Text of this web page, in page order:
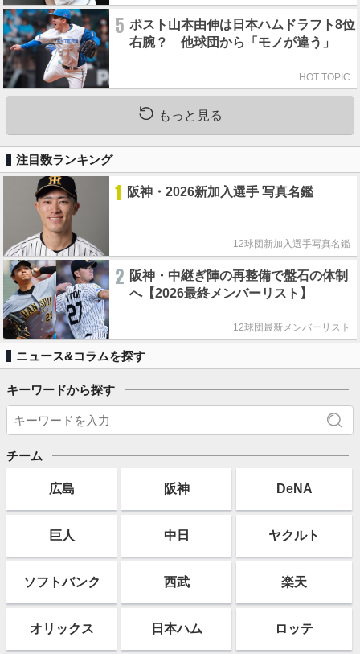
5 ポスト山本由伸は日本ハムドラフト8位
右腕？ 他球団から「モノが違う」
HOT TOPIC
もっと見る
注目数ランキング
1 阪神・2026新加入選手 写真名鑑
12球団新加入選手写真名鑑
2 阪神・中継ぎ陣の再整備で盤石の体制
へ【2026最終メンバーリスト】
12球団最新メンバーリスト
ニュース&コラムを探す
キーワードから探す
チーム
広島 阪神 DeNA
巨人 中日 ヤクルト
ソフト バンク 西武 楽天
オリックス 日本ハム ロッテ